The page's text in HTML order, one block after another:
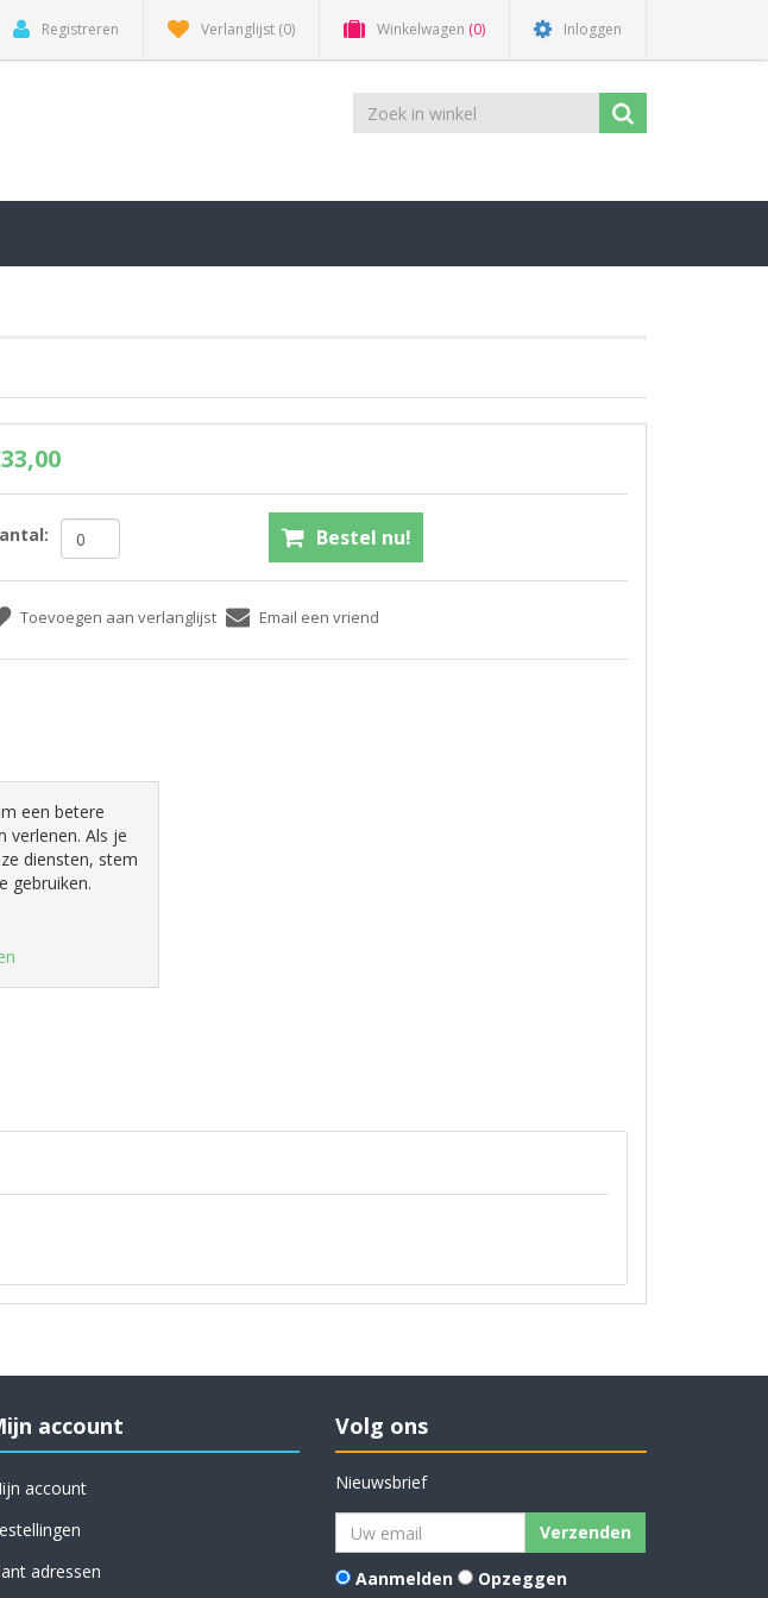
Registreren Verlanglijst (0) Winkelwagen (0) Inloggen
Bestel nu!
Toevoegen aan verlanglijst Email een vriend
account
account
adressen
Volg ons
Nieuwsbrief
Verzenden
Aanmelden Opzeggen
een betere
verlenen. Als je
diensten, stem
gebruiken.